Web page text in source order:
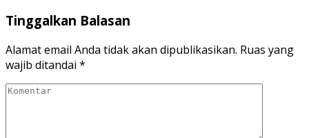
Tinggalkan Balasan
Alamat email Anda tidak akan dipublikasikan. Ruas yang
wajib ditandai *